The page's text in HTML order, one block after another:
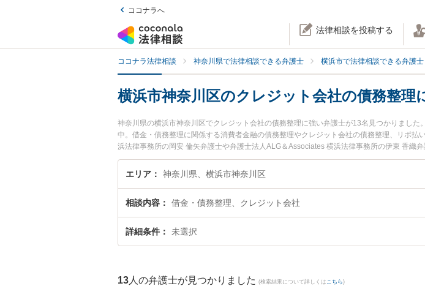
ココナラへ
法律相談を投稿する
ココナラ法律相談 神奈川県で法律相談できる弁護士 横浜市で法律相談できる弁護士
横浜市神奈川区のクレジット会社の債務整理
神奈川県の横浜市神奈川区でクレジット会社の債務整理に強い弁護士が13名見つかりまし
中。借金・債務整理に関係する消費者金融の債務整理やクレジット会社の債務整理、リボ
浜法律事務所の岡安 倫矢弁護士や弁護士法人ALG＆Associates 横浜法律事務所の伊東 香織
や弁護士費用、強みなどが注目されています。『横浜市神奈川区で土日や夜間に発生した
の債務整理のトラブル解決の実績豊富な近くの弁護士を検索したい』『初回相談無料でク
エリア 神奈川県、横浜市神奈川区
相談内容 借金・債務整理、クレジット会社
詳細条件 未選択
13 人の弁護士が見つかりました (検索結果について詳しくは こちら)